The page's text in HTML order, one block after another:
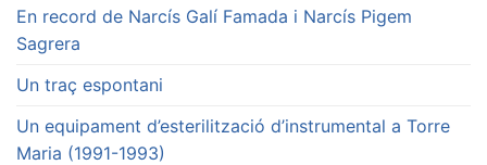
En record de Narcís Galí Famada i Narcís Pigem
Sagrera
Un traç espontani
Un equipament d’esterilització d’instrumental a Torre
Maria (1991-1993)